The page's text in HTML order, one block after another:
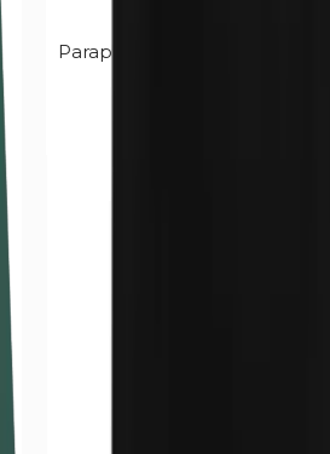
Paraphénylènediamine (PPD)